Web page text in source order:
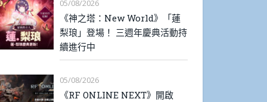
05/08/2026
《神之塔：New World》「蓮
梨琅」登場！ 三週年慶典活動持
續進行中
05/08/2026
《RF ONLINE NEXT》開啟